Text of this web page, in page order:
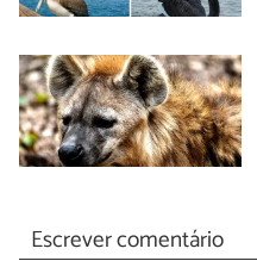
Escrever comentário